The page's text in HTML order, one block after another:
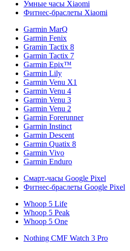
Умные часы Xiaomi
Фитнес-браслеты Xiaomi
Garmin MarQ
Garmin Fenix
Gramin Tactix 8
Garmin Tactix 7
Garmin Epix™
Garmin Lily
Garmin Venu X1
Garmin Venu 4
Garmin Venu 3
Garmin Venu 2
Garmin Forerunner
Garmin Instinct
Garmin Descent
Garmin Quatix 8
Garmin Vivo
Garmin Enduro
Смарт-часы Google Pixel
Фитнес-браслеты Google Pixel
Whoop 5 Life
Whoop 5 Peak
Whoop 5 One
Nothing CMF Watch 3 Pro